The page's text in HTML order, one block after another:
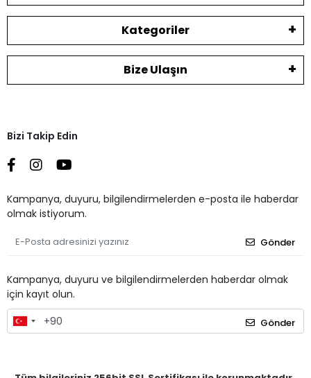
Kategoriler
Bize Ulaşın
Bizi Takip Edin
Kampanya, duyuru, bilgilendirmelerden e-posta ile haberdar
olmak istiyorum.
Gönder
Kampanya, duyuru ve bilgilendirmelerden haberdar olmak
için kayıt olun.
Gönder